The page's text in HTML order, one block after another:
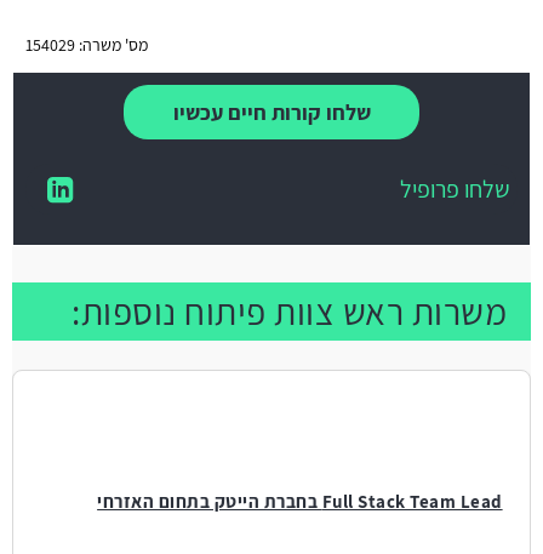
מס' משרה: 154029
שלחו קורות חיים עכשיו
שלחו פרופיל
משרות ראש צוות פיתוח נוספות:
Full Stack Team Lead בחברת הייטק בתחום האזרחי